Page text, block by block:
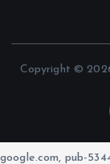
Copyright ©
google.com, pub-